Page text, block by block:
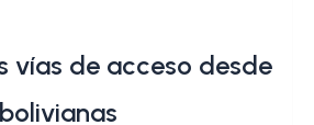
vías de acceso desde